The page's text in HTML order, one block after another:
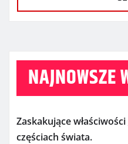
NAJNOWSZE
Zaskakujące
częściach świata.